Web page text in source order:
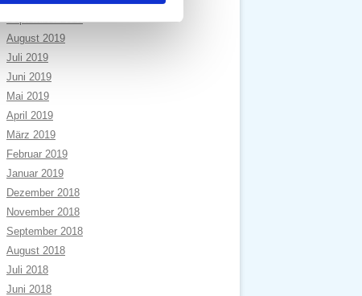
September 2019
August 2019
Juli 2019
Juni 2019
Mai 2019
April 2019
März 2019
Februar 2019
Januar 2019
Dezember 2018
November 2018
September 2018
August 2018
Juli 2018
Juni 2018